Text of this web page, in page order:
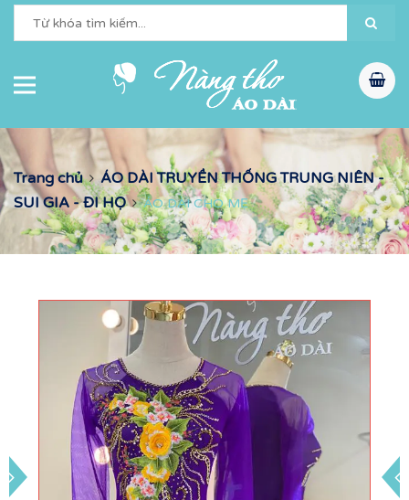
Trang chủ
ÁO DÀI TRUYỀN THỐNG TRUNG NIÊN -
SUI GIA - ĐI HỌ
ÁO DÀI CHO MẸ